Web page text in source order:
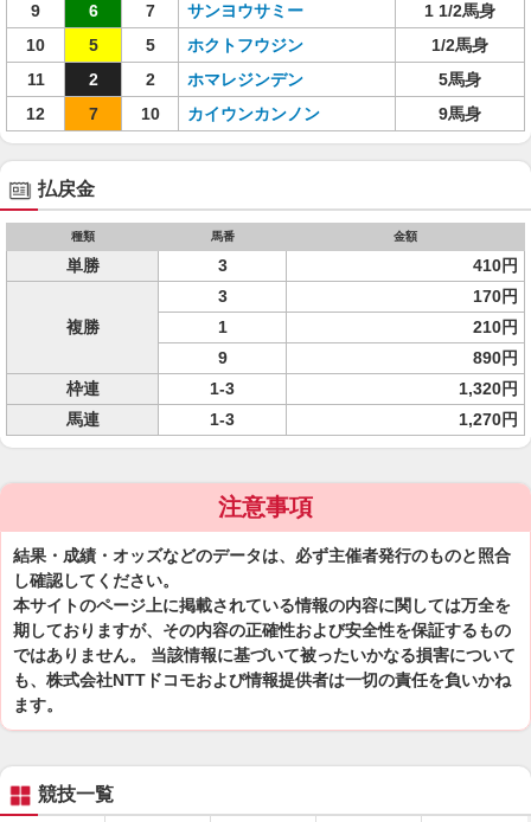
9
6 7 サンヨウサミー
1 1/2馬身
10
5 5 ホクトフウジン
1/2馬身
11
2 2 ホマレジンデン
5馬身
12
7 10 カイウンカンノン 9馬身
払戻金
種類 馬番 金額
単勝 3 410円
複勝
3
170円
1
210円
9
890円
枠連
1-3
1,320円
馬連
1-3 1,270円
注意事項
結果・成績・オッズなどのデータは、必ず主催者発行のものと照合
し確認してください。
本サイトのページ上に掲載されている情報の内容に関しては万全を
期しておりますが、その内容の正確性および安全性を保証するもの
ではありません。 当該情報に基づいて被ったいかなる損害について
も、株式会社NTTドコモおよび情報提供者は一切の責任を負いかね
ます。
競技一覧